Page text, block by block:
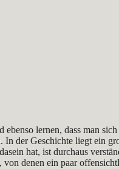
lernen, dass man
der Geschichte liegt ein
hat, ist durchaus
denen ein paar